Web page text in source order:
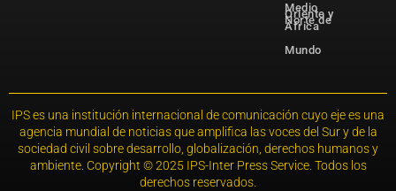
Medio
Oriente y
Norte de
África
Mundo
IPS es una institución internacional de comunicación cuyo eje es una
agencia mundial de noticias que amplifica las voces del Sur y de la
sociedad civil sobre desarrollo, globalización, derechos humanos y
ambiente. Copyright © 2025 IPS-Inter Press Service. Todos los
derechos reservados.